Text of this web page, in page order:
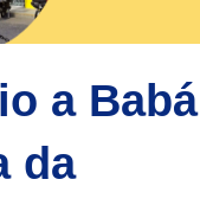
a Babá
da